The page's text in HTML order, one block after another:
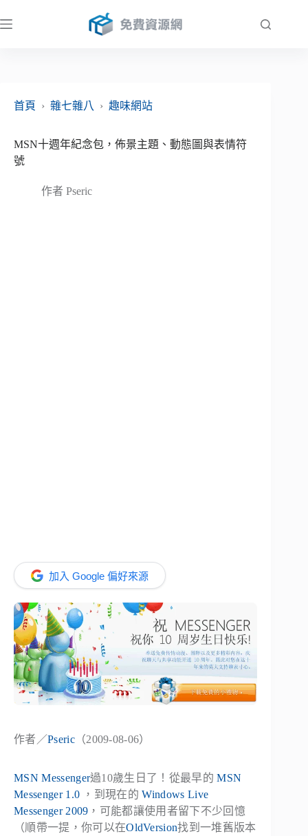
至
首頁
› 雜七雜八 › 趣味網站
MSN十週年紀念包，佈景主題、動態圖與表情符
號
作者 Pseric
加入 Google 偏好來源
作者／Pseric（2009-08-06）
MSN Messenger過10歲生日了！從最早的MSN
Messenger 1.0 ，到現在的Windows Live
Messenger 2009 ，可能都讓使用者留下不少回憶
（順帶一提，你可以在OldVersion找到一堆舊版本